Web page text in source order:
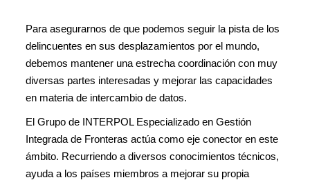
Para asegurarnos de que podemos seguir la pista de los
delincuentes en sus desplazamientos por el mundo,
debemos mantener una estrecha coordinación con muy
diversas partes interesadas y mejorar las capacidades
en materia de intercambio de datos.
El Grupo de INTERPOL Especializado en Gestión
Integrada de Fronteras actúa como eje conector en este
ámbito. Recurriendo a diversos conocimientos técnicos,
ayuda a los países miembros a mejorar su propia